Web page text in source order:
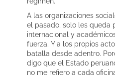
A las organizaciones
el pasado, solo les queda
internacional y
fuerza. Y a los propios
batalla desde adentro.
digo que el Estado
no me refiero a cada